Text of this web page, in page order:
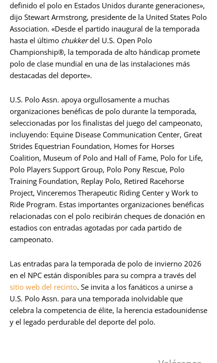
definido el polo en Estados Unidos durante generaciones»,
dijo Stewart Armstrong, presidente de la United States Polo
Association. «Desde el partido inaugural de la temporada
hasta el último chukkerdel U.S. Open Polo
Championship®, la temporada de alto hándicap promete
polo de clase mundial en una de las instalaciones más
destacadas del deporte».
U.S. Polo Assn. apoya orgullosamente a muchas
organizaciones benéficas de polo durante la temporada,
seleccionadas por los finalistas del juego del campeonato,
incluyendo: Equine Disease Communication Center, Great
Strides Equestrian Foundation, Homes for Horses
Coalition, Museum of Polo and Hall of Fame, Polo for Life,
Polo Players Support Group, Polo Pony Rescue, Polo
Training Foundation, Replay Polo, Retired Racehorse
Project, Vinceremos Therapeutic Riding Center y Work to
Ride Program. Estas importantes organizaciones benéficas
relacionadas con el polo recibirán cheques de donación en
estadios con entradas agotadas por cada partido de
campeonato.
Las entradas para la temporada de polo de invierno 2026
en el NPC están disponibles para su compra a través del
sitio web del recinto. Se invita a los fanáticos a unirse a
U.S. Polo Assn. para una temporada inolvidable que
celebra la competencia de élite, la herencia estadounidense
y el legado perdurable del deporte del polo.